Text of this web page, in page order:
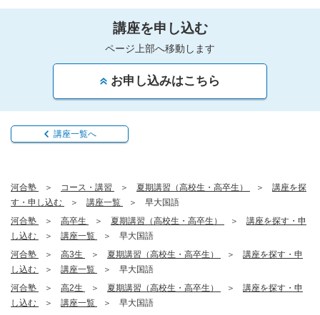
講座を申し込む
ページ上部へ移動します
お申し込みはこちら
講座一覧へ
河合塾 コース・講習 夏期講習（高校生・高卒生）
講座を探
す・申し込む
講座一覧
早大国語
河合塾
高卒生 夏期講習（高校生・高卒生）
講座を探す・申
し込む
講座一覧
早大国語
河合塾
高3生 夏期講習（高校生・高卒生）
講座を探す・申
し込む
講座一覧
早大国語
河合塾
高2生 夏期講習（高校生・高卒生）
講座を探す・申
し込む
講座一覧
早大国語